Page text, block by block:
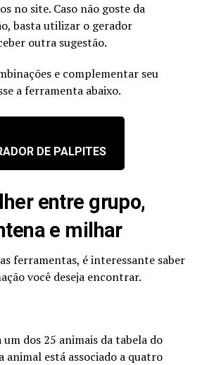
no site. Caso não goste da
basta utilizar o gerador
outra sugestão.
e complementar seu
a ferramenta abaixo.
DE PALPITES
entre grupo,
e milhar
ferramentas, é interessante saber
você deseja encontrar.
dos 25 animais da tabela do
animal está associado a quatro